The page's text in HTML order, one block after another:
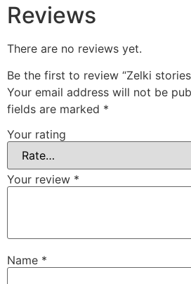
Reviews
There are no reviews yet.
Be the first to review “Zelki
Your email address will not be
fields are marked *
Your rating
Your review *
Name *